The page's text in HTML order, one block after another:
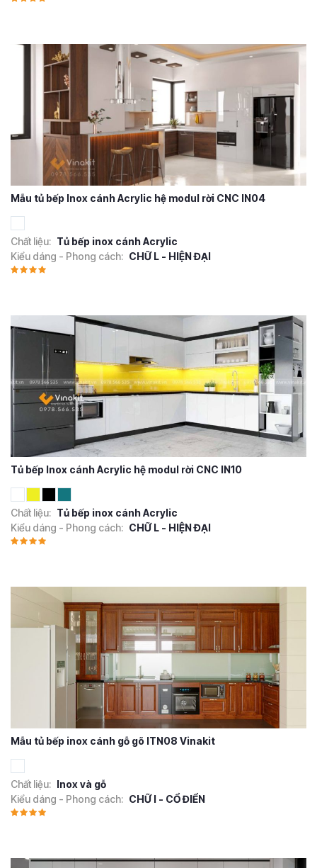
Mẫu tủ bếp Inox cánh Acrylic hệ modul rời CNC IN04
Chất liệu: Tủ bếp inox cánh Acrylic
Kiểu dáng - Phong cách: CHỮ L - HIỆN ĐẠI
Tủ bếp Inox cánh Acrylic hệ modul rời CNC IN10
Chất liệu: Tủ bếp inox cánh Acrylic
Kiểu dáng - Phong cách: CHỮ L - HIỆN ĐẠI
Mẫu tủ bếp inox cánh gỗ gõ ITN08 Vinakit
Chất liệu: Inox và gỗ
Kiểu dáng - Phong cách: CHỮ I - CỔ ĐIỂN